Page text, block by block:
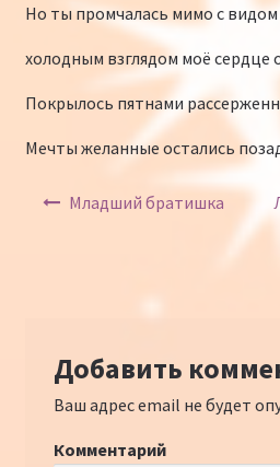
Но ты промчалась мимо с
холодным взглядом моё сердце
Покрылось пятнами
Мечты желанные остались
Навигация по записям
Младший братишка
Добавить
Ваш адрес email не будет
Комментарий